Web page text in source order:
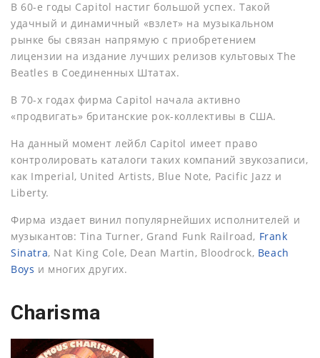
В 60-е годы Capitol настиг большой успех. Такой
удачный и динамичный «взлет» на музыкальном
рынке бы связан напрямую с приобретением
лицензии на издание лучших релизов культовых The
Beatles в Соединенных Штатах.
В 70-х годах фирма Capitol начала активно
«продвигать» британские рок-коллективы в США.
На данный момент лейбл Capitol имеет право
контролировать каталоги таких компаний звукозаписи,
как Imperial, United Artists, Blue Note, Pacific Jazz и
Liberty.
Фирма издает винил популярнейших исполнителей и
музыкантов: Tina Turner, Grand Funk Railroad, Frank
Sinatra, Nat King Cole, Dean Martin, Bloodrock, Beach
Boys и многих других.
Charisma